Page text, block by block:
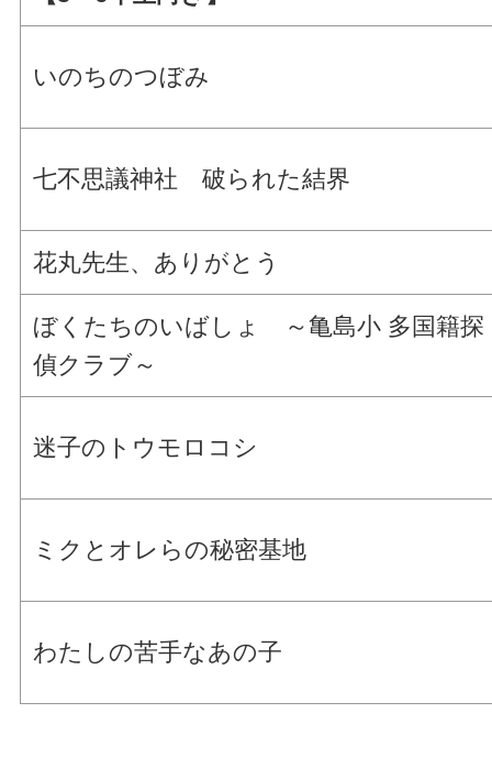
いのちのつぼみ
七不思議神社 破られた結界
花丸先生、ありがとう
ぼくたちのいばしょ ～亀島小 多国籍探
偵クラブ～
迷子のトウモロコシ
ミクとオレらの秘密基地
わたしの苦手なあの子